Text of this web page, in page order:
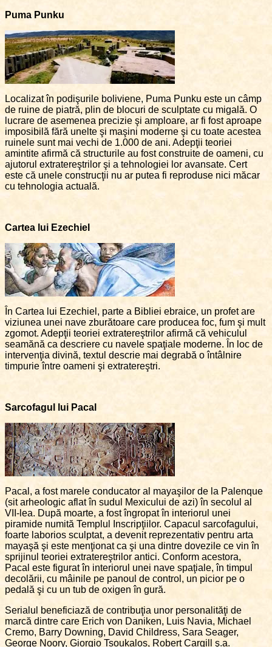
Puma Punku
Localizat în podişurile boliviene, Puma Punku este un câmp
de ruine de piatră, plin de blocuri de sculptate cu migală. O
lucrare de asemenea precizie şi amploare, ar fi fost aproape
imposibilă fără unelte şi maşini moderne şi cu toate acestea
ruinele sunt mai vechi de 1.000 de ani. Adepţii teoriei
amintite afirmă că structurile au fost construite de oameni, cu
ajutorul extratereştrilor şi a tehnologiei lor avansate. Cert
este că unele construcţii nu ar putea fi reproduse nici măcar
cu tehnologia actuală.
Cartea lui Ezechiel
În Cartea lui Ezechiel, parte a Bibliei ebraice, un profet are
viziunea unei nave zburătoare care producea foc, fum şi mult
zgomot. Adepţii teoriei extratereştrilor afirmă că vehiculul
seamănă ca descriere cu navele spaţiale moderne. În loc de
intervenţia divină, textul descrie mai degrabă o întâlnire
timpurie între oameni şi extratereştri.
Sarcofagul lui Pacal
Pacal, a fost marele conducator al mayaşilor de la Palenque
(sit arheologic aflat în sudul Mexicului de azi) în secolul al
VII-lea. După moarte, a fost îngropat în interiorul unei
piramide numită Templul Inscripţiilor. Capacul sarcofagului,
foarte laborios sculptat, a devenit reprezentativ pentru arta
mayaşă şi este menţionat ca şi una dintre dovezile ce vin în
sprijinul teoriei extratereştrilor antici. Conform acestora,
Pacal este figurat în interiorul unei nave spaţiale, în timpul
decolării, cu mâinile pe panoul de control, un picior pe o
pedală şi cu un tub de oxigen în gură.
Serialul beneficiază de contribuţia unor personalităţi de
marcă dintre care Erich von Daniken, Luis Navia, Michael
Cremo, Barry Downing, David Childress, Sara Seager,
George Noory, Giorgio Tsoukalos, Robert Cargill ş.a.